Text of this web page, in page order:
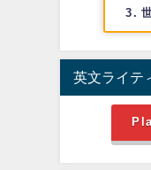
3.
英文ライテ